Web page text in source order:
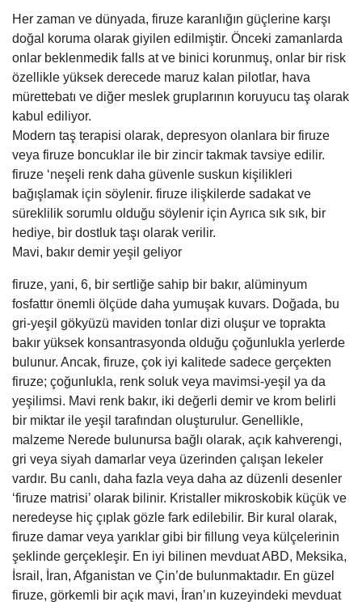
Her zaman ve dünyada, firuze karanlığın güçlerine karşı
doğal koruma olarak giyilen edilmiştir. Önceki zamanlarda
onlar beklenmedik falls at ve binici korunmuş, onlar bir risk
özellikle yüksek derecede maruz kalan pilotlar, hava
mürettebatı ve diğer meslek gruplarının koruyucu taş olarak
kabul ediliyor.
Modern taş terapisi olarak, depresyon olanlara bir firuze
veya firuze boncuklar ile bir zincir takmak tavsiye edilir.
firuze ‘neşeli renk daha güvenle suskun kişilikleri
bağışlamak için söylenir. firuze ilişkilerde sadakat ve
süreklilik sorumlu olduğu söylenir için Ayrıca sık sık, bir
hediye, bir dostluk taşı olarak verilir.
Mavi, bakır demir yeşil geliyor
firuze, yani, 6, bir sertliğe sahip bir bakır, alüminyum
fosfattır önemli ölçüde daha yumuşak kuvars. Doğada, bu
gri-yeşil gökyüzü maviden tonlar dizi oluşur ve toprakta
bakır yüksek konsantrasyonda olduğu çoğunlukla yerlerde
bulunur. Ancak, firuze, çok iyi kalitede sadece gerçekten
firuze; çoğunlukla, renk soluk veya mavimsi-yeşil ya da
yeşilimsi. Mavi renk bakır, iki değerli demir ve krom belirli
bir miktar ile yeşil tarafından oluşturulur. Genellikle,
malzeme Nerede bulunursa bağlı olarak, açık kahverengi,
gri veya siyah damarlar veya üzerinden çalışan lekeler
vardır. Bu canlı, daha fazla veya daha az düzenli desenler
‘firuze matrisi’ olarak bilinir. Kristaller mikroskobik küçük ve
neredeyse hiç çıplak gözle fark edilebilir. Bir kural olarak,
firuze damar veya yarıklar gibi bir fillung veya külçelerinin
şeklinde gerçekleşir. En iyi bilinen mevduat ABD, Meksika,
İsrail, İran, Afganistan ve Çin’de bulunmaktadır. En güzel
firuze, görkemli bir açık mavi, İran’ın kuzeyindeki mevduat